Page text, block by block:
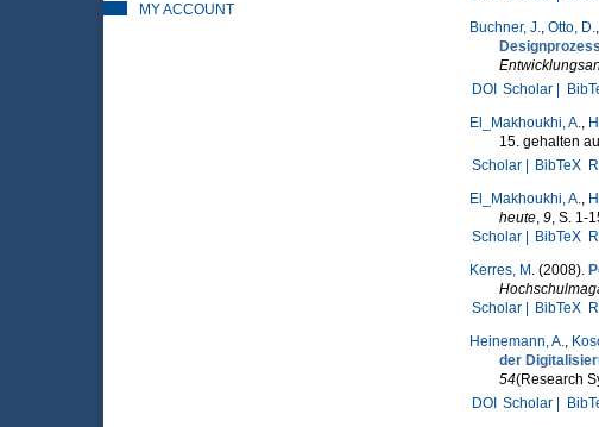
Buchner, J., Otto, D.
Designprozess
DOI Scholar |
El_Makhoukhi, A.,
15. gehalten
Scholar |
BibTeX
El_Makhoukhi, A.,
heute, 9, S. 1-
Scholar |
BibTeX
Kerres, M . (2008).
Scholar |
BibTeX
Heinemann, A.,
der
54(Research
DOI Scholar |
MY ACCOUNT